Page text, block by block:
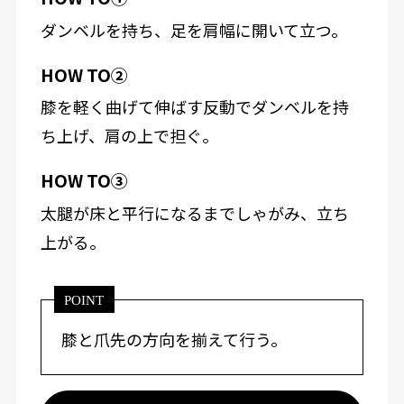
ダンベルを持ち、足を肩幅に開いて立つ。
HOW TO②
膝を軽く曲げて伸ばす反動でダンベルを持
ち上げ、肩の上で担ぐ。
HOW TO③
太腿が床と平行になるまでしゃがみ、立ち
上がる。
POINT
膝と爪先の方向を揃えて行う。